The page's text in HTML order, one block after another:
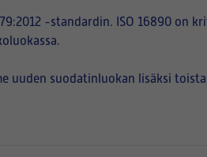
-standardin. ISO 16890 on
suodatinluokan lisäksi